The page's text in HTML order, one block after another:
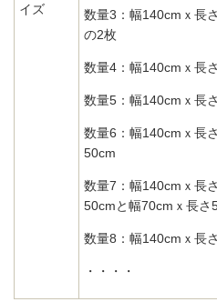
イズ
数量3：幅140cmｘ長
の2枚
数量4：幅140cmｘ長
数量5：幅140cmｘ長
数量6：幅140cmｘ長
50cm
数量7：幅140cmｘ長
50cmと幅70cmｘ長さ
数量8：幅140cmｘ長
・・・・